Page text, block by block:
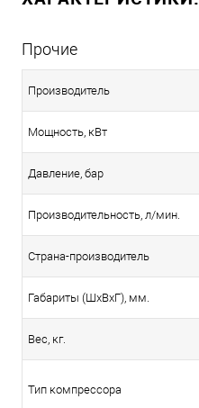
Прочие
Производитель
Мощность, кВт
Давление, бар
Производительность, л/мин.
Страна-производитель
Габариты (ШхВхГ), мм.
Вес, кг.
Тип компрессора